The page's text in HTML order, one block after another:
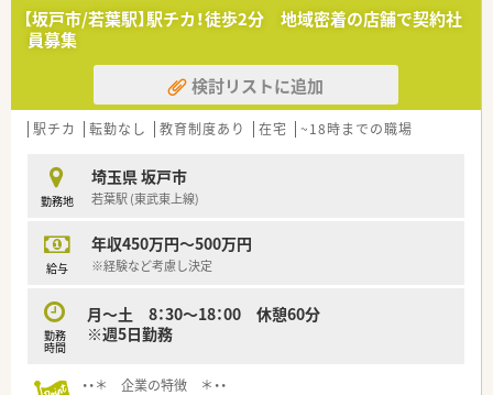
【坂戸市/若葉駅】駅チカ！徒歩2分 地域密着の店舗で契約社
員募集
検討リストに追加
駅チカ 転勤なし 教育制度あり 在宅 ~18時までの職場
勤務地
埼玉県 坂戸市
若葉駅 (東武東上線)
給与
年収450万円～500万円
※経験など考慮し決定
勤務
時間
月～土 8：30～18：00 休憩60分
※週5日勤務
・・＊ 企業の特徴 ＊・・